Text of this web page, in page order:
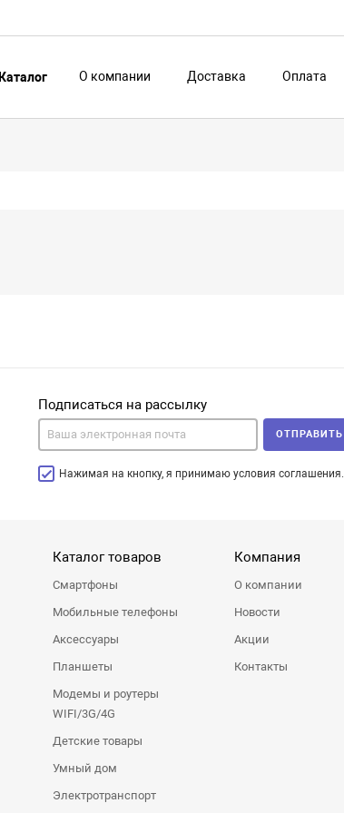
Каталог О компании Доставка Оплата
Подписаться на рассылку
Нажимая на кнопку, я принимаю условия соглашения.
ОТПРАВИТЬ
Каталог товаров
Смартфоны
Мобильные телефоны
Аксессуары
Планшеты
Модемы и роутеры
WIFI/3G/4G
Детские товары
Умный дом
Электротранспорт
Компания
О компании
Новости
Акции
Контакты